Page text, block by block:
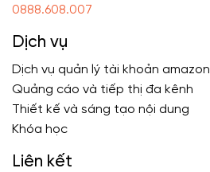
0888.608.007
Dịch vụ
Dịch vụ quản lý tài khoản amazon
Quảng cáo và tiếp thị đa kênh
Thiết kế và sáng tạo nội dung
Khóa học
Liên kết